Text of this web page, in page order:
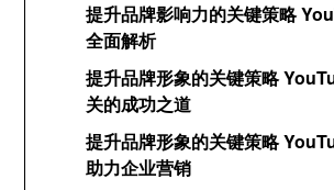
提升品牌影响力的关键策略
全面解析
提升品牌形象的关键策略
关的成功之道
提升品牌形象的关键策略
助力企业营销